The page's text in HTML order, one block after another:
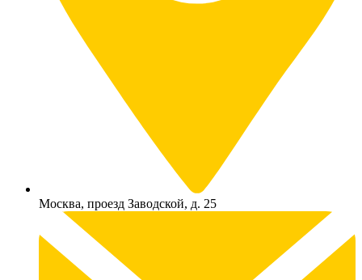
Москва, проезд Заводской, д. 25